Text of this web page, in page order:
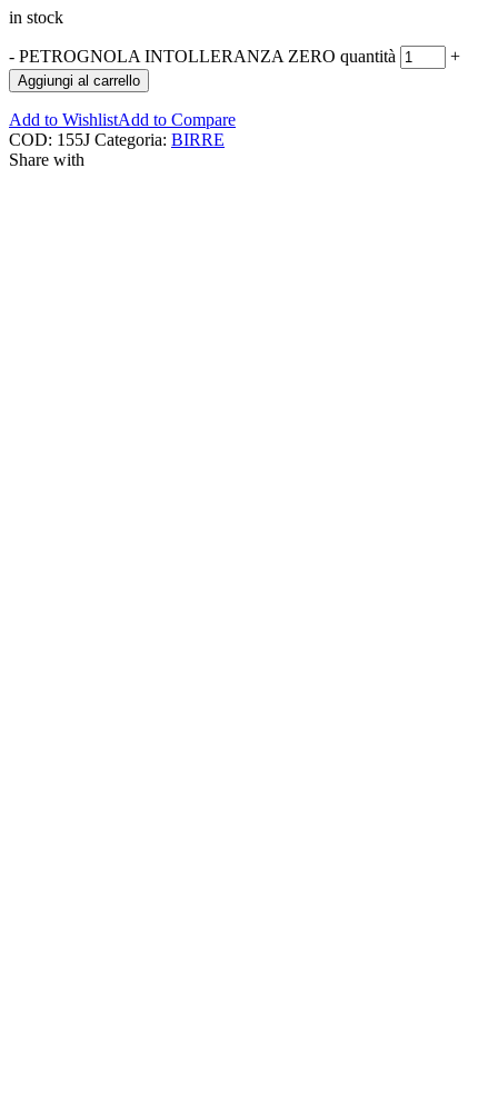
in stock
- PETROGNOLA INTOLLERANZA ZERO quantità +
Aggiungi al carrello
Add to WishlistAdd to Compare
COD: 155J Categoria: BIRRE
Share with